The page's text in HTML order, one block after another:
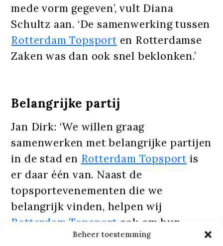
Beheer toestemming
mede vorm gegeven’, vult Diana
Schultz aan. ‘De samenwerking tussen
Rotterdam Topsport en Rotterdamse
Zaken was dan ook snel beklonken.’
Belangrijke partij
Jan Dirk: ‘We willen graag
samenwerken met belangrijke partijen
in de stad en Rotterdam Topsport is
er daar één van. Naast de
topsportevenementen die we
belangrijk vinden, helpen wij
Rotterdam Topsport ook om hun
nieuws en achtergrondinformatie te